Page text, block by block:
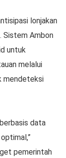
lonjakan
Sistem Ambon
untuk
melalui
mendeteksi
data
pemerintah